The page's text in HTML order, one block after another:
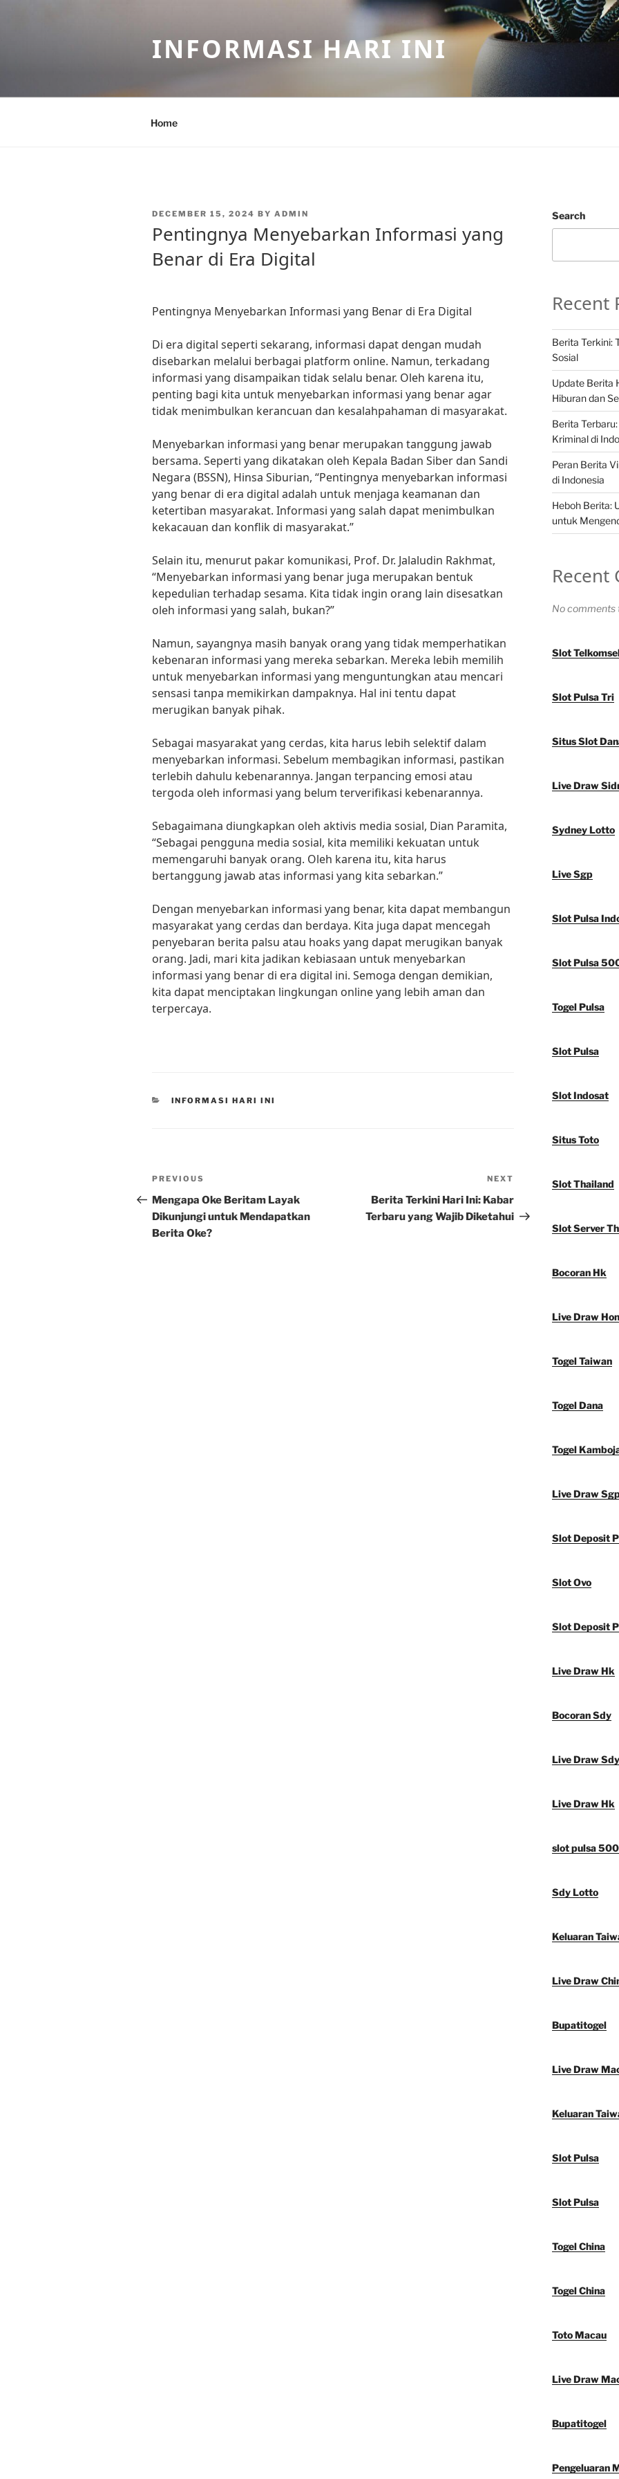
INFORMASI HARI INI
Home
POSTED
DECEMBER 15, 2024 BY ADMIN
Pentingnya Menyebarkan Informasi yang
Benar di Era Digital
Pentingnya Menyebarkan Informasi yang Benar di Era Digital
Di era digital seperti sekarang, informasi dapat dengan mudah
disebarkan melalui berbagai platform online. Namun, terkadang
informasi yang disampaikan tidak selalu benar. Oleh karena itu,
penting bagi kita untuk menyebarkan informasi yang benar agar
tidak menimbulkan kerancuan dan kesalahpahaman di masyarakat.
Menyebarkan informasi yang benar merupakan tanggung jawab
bersama. Seperti yang dikatakan oleh Kepala Badan Siber dan Sandi
Negara (BSSN), Hinsa Siburian, “Pentingnya menyebarkan informasi
yang benar di era digital adalah untuk menjaga keamanan dan
ketertiban masyarakat. Informasi yang salah dapat menimbulkan
kekacauan dan konflik di masyarakat.”
Selain itu, menurut pakar komunikasi, Prof. Dr. Jalaludin Rakhmat,
“Menyebarkan informasi yang benar juga merupakan bentuk
kepedulian terhadap sesama. Kita tidak ingin orang lain disesatkan
oleh informasi yang salah, bukan?”
Namun, sayangnya masih banyak orang yang tidak memperhatikan
kebenaran informasi yang mereka sebarkan. Mereka lebih memilih
untuk menyebarkan informasi yang menguntungkan atau mencari
sensasi tanpa memikirkan dampaknya. Hal ini tentu dapat
merugikan banyak pihak.
Sebagai masyarakat yang cerdas, kita harus lebih selektif dalam
menyebarkan informasi. Sebelum membagikan informasi, pastikan
terlebih dahulu kebenarannya. Jangan terpancing emosi atau
tergoda oleh informasi yang belum terverifikasi kebenarannya.
Sebagaimana diungkapkan oleh aktivis media sosial, Dian Paramita,
“Sebagai pengguna media sosial, kita memiliki kekuatan untuk
memengaruhi banyak orang. Oleh karena itu, kita harus
bertanggung jawab atas informasi yang kita sebarkan.”
Dengan menyebarkan informasi yang benar, kita dapat membangun
masyarakat yang cerdas dan berdaya. Kita juga dapat mencegah
penyebaran berita palsu atau hoaks yang dapat merugikan banyak
orang. Jadi, mari kita jadikan kebiasaan untuk menyebarkan
informasi yang benar di era digital ini. Semoga dengan demikian,
kita dapat menciptakan lingkungan online yang lebih aman dan
terpercaya.
CATEGORIES
INFORMASI HARI INI
Post
navigation
Previous
Post
PREVIOUS
Mengapa Oke Beritam Layak
Dikunjungi untuk Mendapatkan
Berita Oke?
Post
NEXT
Berita Terkini Hari Ini: Kabar
Terbaru yang Wajib Diketahui
Search
Recent
Berita Terkini:
Sosial
Update Berita
Hiburan dan
Berita
Kriminal di
Peran Berita
di Indonesia
Heboh Berita:
untuk
Recent
No comments
Slot
Slot Pulsa Tri
Situs Slot
Live Draw
Sydney Lotto
Live Sgp
Slot Pulsa
Slot Pulsa
Togel Pulsa
Slot Pulsa
Slot Indosat
Situs Toto
Slot Thailand
Slot Server
Bocoran Hk
Live Draw
Togel Taiwan
Togel Dana
Togel
Live Draw
Slot Deposit
Slot Ovo
Slot Deposit
Live Draw Hk
Bocoran Sdy
Live Draw Sdy
Live Draw Hk
slot pulsa
Sdy Lotto
Keluaran
Live Draw
Bupatitogel
Live Draw
Keluaran
Slot Pulsa
Slot Pulsa
Togel China
Togel China
Toto Macau
Live Draw
Bupatitogel
Pengeluaran